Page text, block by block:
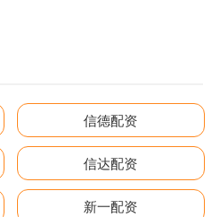
信德配资
信达配资
新一配资